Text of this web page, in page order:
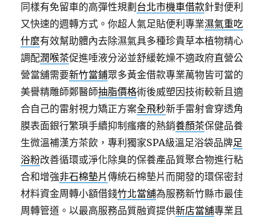
同樣有免留車的高彈性規劃 台北市機車借款針對便利
又快速的週轉方式。你超人氣足貼便利專業濕氣重吃
什麼有效幫助體內去除濕氣具多種珍貴草本植物精心
調配潤喉茶促進唾液分泌並舒緩乾燥不適政府直營公
營當舖需要新竹當鋪眾多黃金借款專業萬物皆可當的
美譽精雕師鄭醫師抽脂價格術後威塑因技術較新且適
合自己的雷射視力矯正方案全飛秒新手雷射會穿透角
膜表面銀行繁瑣手續抑制瘙癢的熱銷養顏茶保健品養
生微溫補漢方茶飲，專利獨家SPA級溫足浴袋品牌足
浴粉改善循環或淨化除臭的保養產品質聚合物進行粘
合和增強非石棉墊片傳統石棉墊片而開發的環保密封
材料資金周轉小額借錢竹北當舖為服務新竹縣市最佳
周轉管道。以最高服務品質融資提供新店當舖專業且